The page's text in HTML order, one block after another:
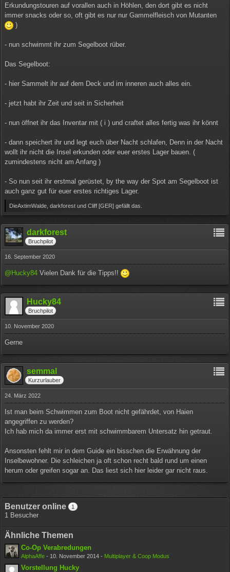
Erkundungstouren auf vorallen auch in Höhlen, den dort gibt es nicht
immer snacks oder so, oft gibt es nur nur Gammelfleisch von Mutanten
)
- nun schwimmt ihr zum Segelboot rüber.
Das Segelboot:
- hier Sammelt ihr auf dem Deck und im inneren auch alles ein.
- jetzt habt ihr Zeit und seit in Sicherheit
- nun öffnet ihr das Inventar mit ( i ) und craftet alles fertig was ihr könnt
- dann speichert ihr und legt euch über Nacht schlafen, Denn in der Nacht
wollt ihr nicht die Insel erkunden oder euer erstes Lager bauen. (
zumindestens nicht am Anfang )
- So nun seit ihr erstmal gerüstet, by the way der Spot am Segelboot ist
auch ganz gut für euer erstes richtiges Lager.
DieAxtimWalde, darkforest und Cliff [GER] gefällt das.
darkforest
Bruchpilot
16. September 2020
@Hucky84 Vielen Dank für die Tipps!!
Hucky84
Bruchpilot
10. November 2020
Gerne
semmal
Kurzurlauber
24. März 2022
Ist man beim Schwimmen zum Boot nicht gefährdet, von Haien
angegriffen zu werden?
Ich hab mich da immer erst mit schwimmbarem Untersatz hin getraut.
Ansonsten fehlt mir in dem Guide ein bisschen die Erwähnung der
Inselbewohner. Die schleichen ja oft schon recht bald rund um einen
herum oder greifen sogar an. Das liest sich hier leider gar nicht raus.
Benutzer online 1
1 Besucher
Ähnliche Themen
Co-Op Verabredungen
AlphaAffe - 10. November 2014 - Multiplayer & Coop Modus
Vorstellung Hucky